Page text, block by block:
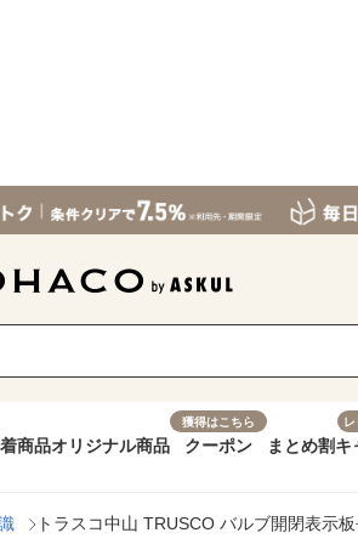
商品オリジナル商品
獲得はこちら
クーポン まとめ割キ
トラスコ中山 TRUSCO バルブ開閉表示